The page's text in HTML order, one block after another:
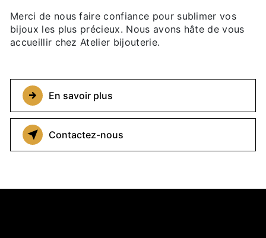
Merci de nous faire confiance pour sublimer vos
bijoux les plus précieux. Nous avons hâte de vous
accueillir chez Atelier bijouterie.
En savoir plus
Contactez-nous